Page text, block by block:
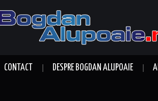
CONTACT DESPRE BOGDAN ALUPOAIE